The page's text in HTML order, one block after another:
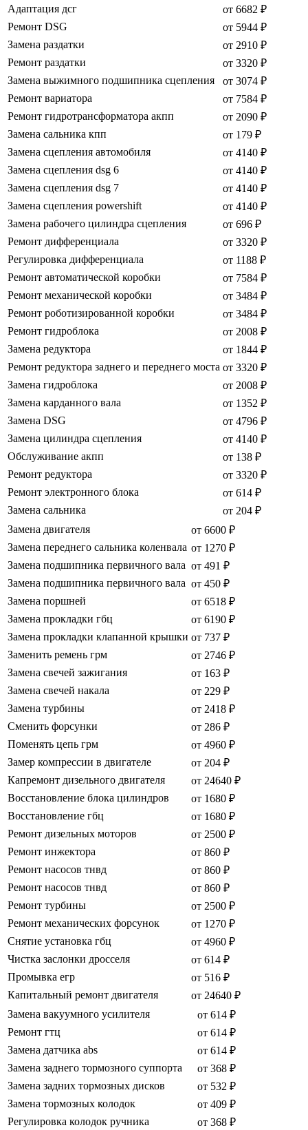
Адаптация дсг
от 6682 ₽
Ремонт DSG
от 5944 ₽
Замена раздатки
от 2910 ₽
Ремонт раздатки
от 3320 ₽
Замена выжимного подшипника сцепления
от 3074 ₽
Ремонт вариатора
от 7584 ₽
Ремонт гидротрансформатора акпп
от 2090 ₽
Замена сальника кпп
от 179 ₽
Замена сцепления автомобиля
от 4140 ₽
Замена сцепления dsg 6
от 4140 ₽
Замена сцепления dsg 7
от 4140 ₽
Замена сцепления powershift
от 4140 ₽
Замена рабочего цилиндра сцепления
от 696 ₽
Ремонт дифференциала
от 3320 ₽
Регулировка дифференциала
от 1188 ₽
Ремонт автоматической коробки
от 7584 ₽
Ремонт механической коробки
от 3484 ₽
Ремонт роботизированной коробки
от 3484 ₽
Ремонт гидроблока
от 2008 ₽
Замена редуктора
от 1844 ₽
Ремонт редуктора заднего и переднего моста от 3320 ₽
Замена гидроблока
от 2008 ₽
Замена карданного вала
от 1352 ₽
Замена DSG
от 4796 ₽
Замена цилиндра сцепления
от 4140 ₽
Обслуживание акпп
от 138 ₽
Ремонт редуктора
от 3320 ₽
Ремонт электронного блока
от 614 ₽
Замена сальника
от 204 ₽
Замена двигателя
от 6600 ₽
Замена переднего сальника коленвала от 1270 ₽
Замена подшипника первичного вала от 491 ₽
Замена подшипника первичного вала от 450 ₽
Замена поршней
от 6518 ₽
Замена прокладки гбц
от 6190 ₽
Замена прокладки клапанной крышки от 737 ₽
Заменить ремень грм
от 2746 ₽
Замена свечей зажигания
от 163 ₽
Замена свечей накала
от 229 ₽
Замена турбины
от 2418 ₽
Сменить форсунки
от 286 ₽
Поменять цепь грм
от 4960 ₽
Замер компрессии в двигателе
от 204 ₽
Капремонт дизельного двигателя
от 24640 ₽
Восстановление блока цилиндров
от 1680 ₽
Восстановление гбц
от 1680 ₽
Ремонт дизельных моторов
от 2500 ₽
Ремонт инжектора
от 860 ₽
Ремонт насосов тнвд
от 860 ₽
Ремонт насосов тнвд
от 860 ₽
Ремонт турбины
от 2500 ₽
Ремонт механических форсунок
от 1270 ₽
Снятие установка гбц
от 4960 ₽
Чистка заслонки дросселя
от 614 ₽
Промывка егр
от 516 ₽
Капитальный ремонт двигателя
от 24640 ₽
Замена вакуумного усилителя
от 614 ₽
Ремонт гтц
от 614 ₽
Замена датчика abs
от 614 ₽
Замена заднего тормозного суппорта
от 368 ₽
Замена задних тормозных дисков
от 532 ₽
Замена тормозных колодок
от 409 ₽
Регулировка колодок ручника
от 368 ₽